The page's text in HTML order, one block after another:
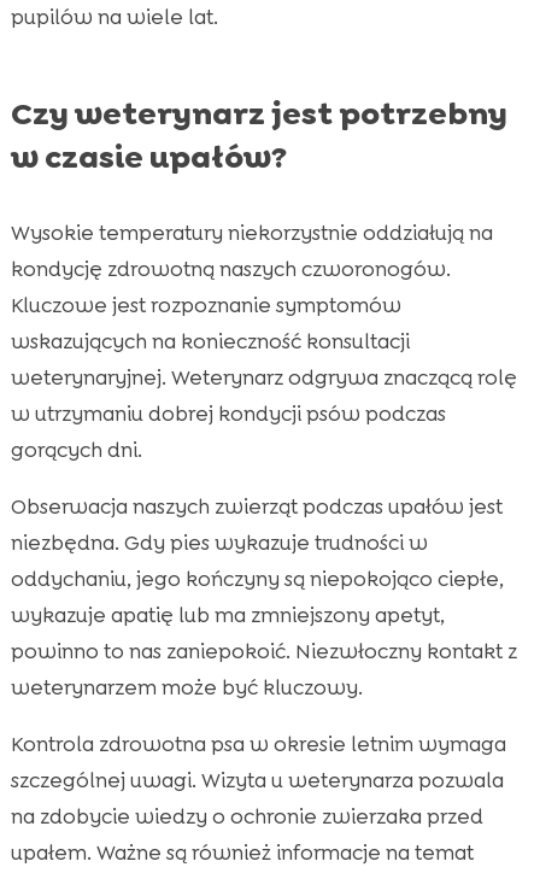
pupilów na wiele lat.
Czy weterynarz jest potrzebny
w czasie upałów?
Wysokie temperatury niekorzystnie oddziałują na
kondycję zdrowotną naszych czworonogów.
Kluczowe jest rozpoznanie symptomów
wskazujących na konieczność konsultacji
weterynaryjnej. Weterynarz odgrywa znaczącą rolę
w utrzymaniu dobrej kondycji psów podczas
gorących dni.
Obserwacja naszych zwierząt podczas upałów jest
niezbędna. Gdy pies wykazuje trudności w
oddychaniu, jego kończyny są niepokojąco ciepłe,
wykazuje apatię lub ma zmniejszony apetyt,
powinno to nas zaniepokoić. Niezwłoczny kontakt z
weterynarzem może być kluczowy.
Kontrola zdrowotna psa w okresie letnim wymaga
szczególnej uwagi. Wizyta u weterynarza pozwala
na zdobycie wiedzy o ochronie zwierzaka przed
upałem. Ważne są również informacje na temat